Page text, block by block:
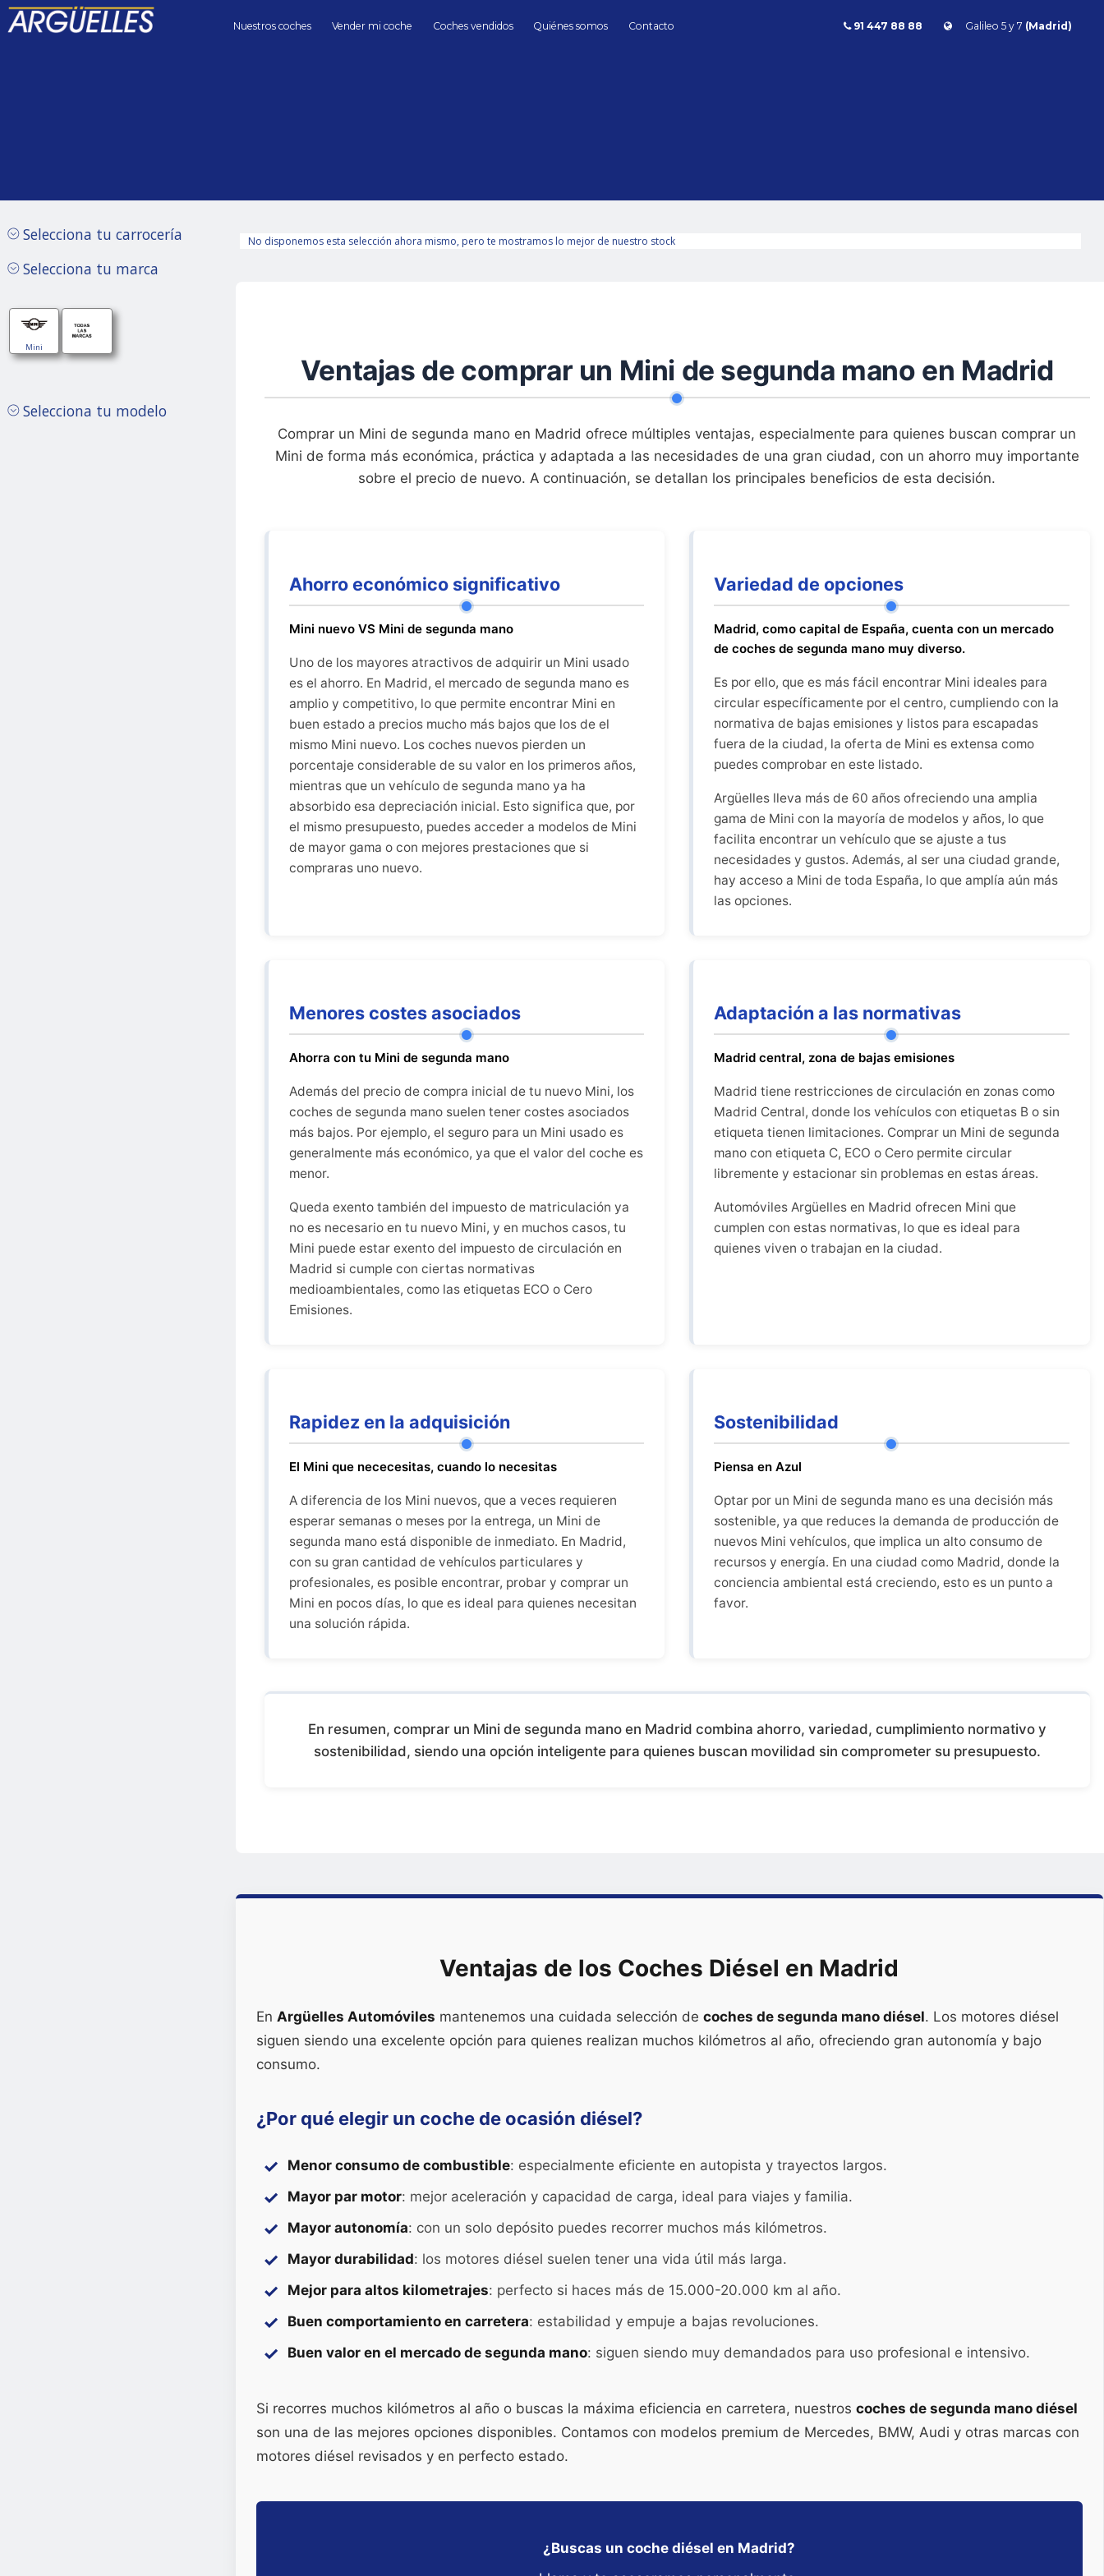
Nuestros coches Vender mi coche Coches vendidos Quiénes somos Contacto 91 447 88 88 Galileo 5 y 7 (Madrid)
No disponemos esta selección ahora mismo, pero te mostramos lo mejor de nuestro stock
Ventajas de comprar un Mini de segunda mano en Madrid
Comprar un Mini de segunda mano en Madrid ofrece múltiples ventajas, especialmente para quienes buscan comprar un
Mini de forma más económica, práctica y adaptada a las necesidades de una gran ciudad, con un ahorro muy importante
sobre el precio de nuevo. A continuación, se detallan los principales beneficios de esta decisión.
Ahorro económico significativo
Mini nuevo VS Mini de segunda mano
Uno de los mayores atractivos de adquirir un Mini usado
es el ahorro. En Madrid, el mercado de segunda mano es
amplio y competitivo, lo que permite encontrar Mini en
buen estado a precios mucho más bajos que los de el
mismo Mini nuevo. Los coches nuevos pierden un
porcentaje considerable de su valor en los primeros años,
mientras que un vehículo de segunda mano ya ha
absorbido esa depreciación inicial. Esto significa que, por
el mismo presupuesto, puedes acceder a modelos de Mini
de mayor gama o con mejores prestaciones que si
compraras uno nuevo.
Variedad de opciones
Madrid, como capital de España, cuenta con un mercado
de coches de segunda mano muy diverso.
Es por ello, que es más fácil encontrar Mini ideales para
circular específicamente por el centro, cumpliendo con la
normativa de bajas emisiones y listos para escapadas
fuera de la ciudad, la oferta de Mini es extensa como
puedes comprobar en este listado.
Argüelles lleva más de 60 años ofreciendo una amplia
gama de Mini con la mayoría de modelos y años, lo que
facilita encontrar un vehículo que se ajuste a tus
necesidades y gustos. Además, al ser una ciudad grande,
hay acceso a Mini de toda España, lo que amplía aún más
las opciones.
Menores costes asociados
Ahorra con tu Mini de segunda mano
Además del precio de compra inicial de tu nuevo Mini, los
coches de segunda mano suelen tener costes asociados
más bajos. Por ejemplo, el seguro para un Mini usado es
generalmente más económico, ya que el valor del coche es
menor.
Queda exento también del impuesto de matriculación ya
no es necesario en tu nuevo Mini, y en muchos casos, tu
Mini puede estar exento del impuesto de circulación en
Madrid si cumple con ciertas normativas
medioambientales, como las etiquetas ECO o Cero
Emisiones.
Adaptación a las normativas
Madrid central, zona de bajas emisiones
Madrid tiene restricciones de circulación en zonas como
Madrid Central, donde los vehículos con etiquetas B o sin
etiqueta tienen limitaciones. Comprar un Mini de segunda
mano con etiqueta C, ECO o Cero permite circular
libremente y estacionar sin problemas en estas áreas.
Automóviles Argüelles en Madrid ofrecen Mini que
cumplen con estas normativas, lo que es ideal para
quienes viven o trabajan en la ciudad.
Rapidez en la adquisición
El Mini que nececesitas, cuando lo necesitas
A diferencia de los Mini nuevos, que a veces requieren
esperar semanas o meses por la entrega, un Mini de
segunda mano está disponible de inmediato. En Madrid,
con su gran cantidad de vehículos particulares y
profesionales, es posible encontrar, probar y comprar un
Mini en pocos días, lo que es ideal para quienes necesitan
una solución rápida.
Sostenibilidad
Piensa en Azul
Optar por un Mini de segunda mano es una decisión más
sostenible, ya que reduces la demanda de producción de
nuevos Mini vehículos, que implica un alto consumo de
recursos y energía. En una ciudad como Madrid, donde la
conciencia ambiental está creciendo, esto es un punto a
favor.
En resumen, comprar un Mini de segunda mano en Madrid combina ahorro, variedad, cumplimiento normativo y
sostenibilidad, siendo una opción inteligente para quienes buscan movilidad sin comprometer su presupuesto.
Ventajas de los Coches Diésel en Madrid
En Argüelles Automóviles mantenemos una cuidada selección de coches de segunda mano diésel. Los motores diésel
siguen siendo una excelente opción para quienes realizan muchos kilómetros al año, ofreciendo gran autonomía y bajo
consumo.
¿Por qué elegir un coche de ocasión diésel?
Menor consumo de combustible: especialmente eficiente en autopista y trayectos largos.
Mayor par motor: mejor aceleración y capacidad de carga, ideal para viajes y familia.
Mayor autonomía: con un solo depósito puedes recorrer muchos más kilómetros.
Mayor durabilidad: los motores diésel suelen tener una vida útil más larga.
Mejor para altos kilometrajes: perfecto si haces más de 15.000-20.000 km al año.
Buen comportamiento en carretera: estabilidad y empuje a bajas revoluciones.
Buen valor en el mercado de segunda mano: siguen siendo muy demandados para uso profesional e intensivo.
Si recorres muchos kilómetros al año o buscas la máxima eficiencia en carretera, nuestros coches de segunda mano diésel
son una de las mejores opciones disponibles. Contamos con modelos premium de Mercedes, BMW, Audi y otras marcas con
motores diésel revisados y en perfecto estado.
¿Buscas un coche diésel en Madrid?
Selecciona tu carrocería
Selecciona tu marca
MiniDiesel
Selecciona tu modelo